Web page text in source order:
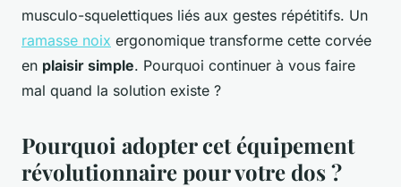
musculo-squelettiques liés aux gestes répétitifs. Un
ramasse noix ergonomique transforme cette corvée
en plaisir simple. Pourquoi continuer à vous faire
mal quand la solution existe ?
Pourquoi adopter cet équipement
révolutionnaire pour votre dos ?